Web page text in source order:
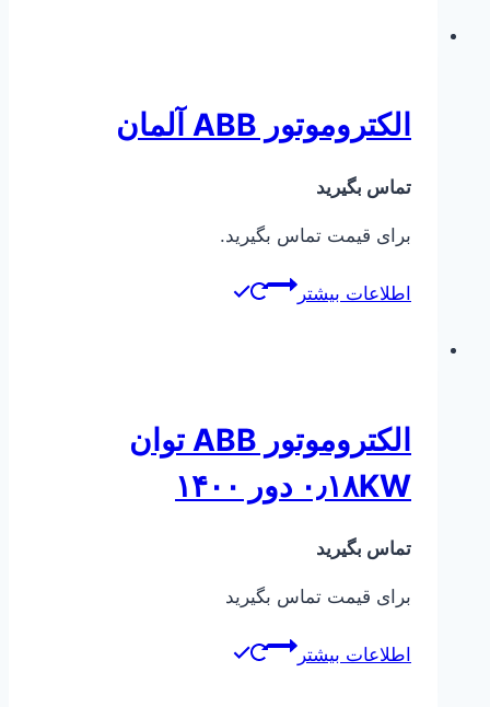
الکتروموتور ABB آلمان
تماس بگیرید
برای قیمت تماس بگیرید.
اطلاعات بیشتر
الکتروموتور ABB توان
۰٫۱۸KW دور ۱۴۰۰
تماس بگیرید
برای قیمت تماس بگیرید
اطلاعات بیشتر